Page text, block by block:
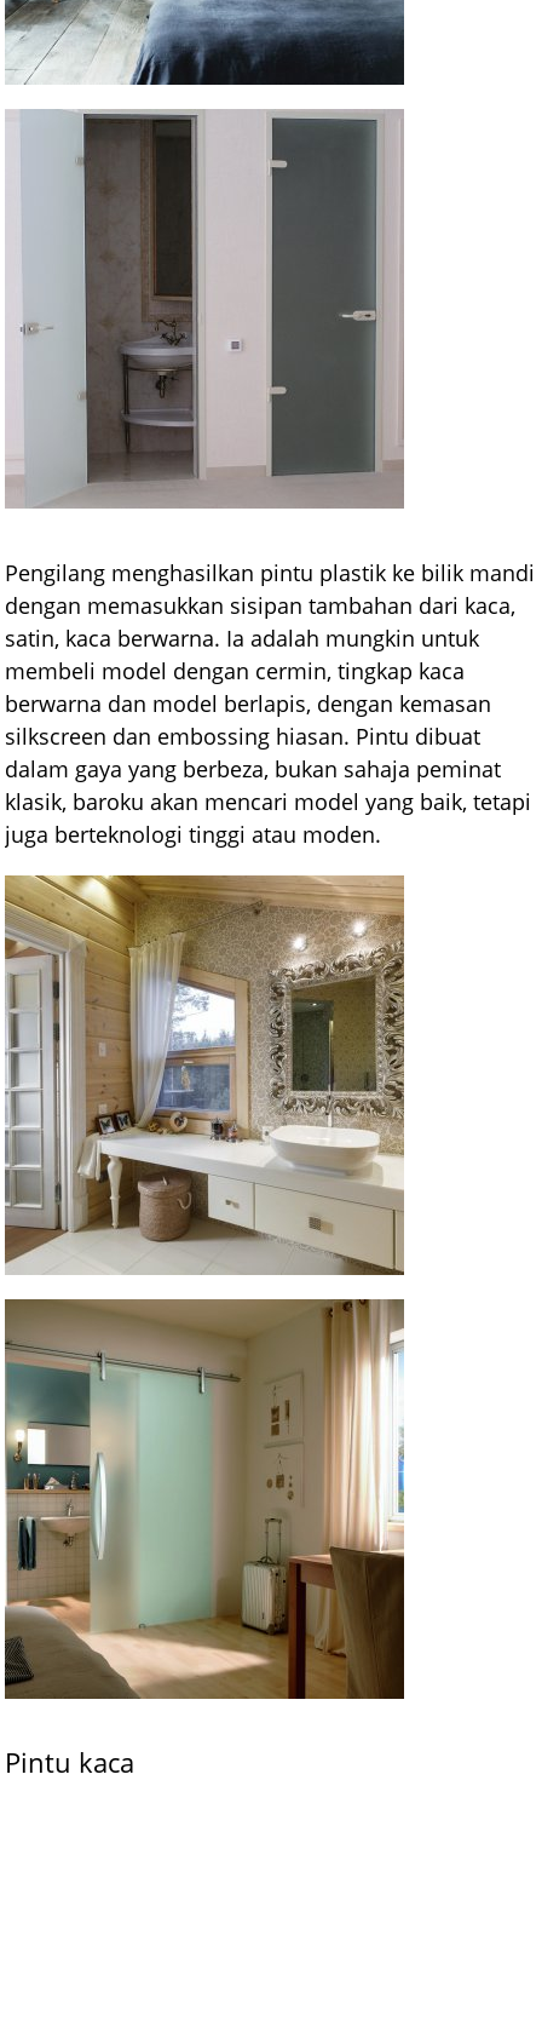
Pengilang menghasilkan pintu plastik ke bilik mandi
dengan memasukkan sisipan tambahan dari kaca,
satin, kaca berwarna. Ia adalah mungkin untuk
membeli model dengan cermin, tingkap kaca
berwarna dan model berlapis, dengan kemasan
silkscreen dan embossing hiasan. Pintu dibuat
dalam gaya yang berbeza, bukan sahaja peminat
klasik, baroku akan mencari model yang baik, tetapi
juga berteknologi tinggi atau moden.
Pintu kaca